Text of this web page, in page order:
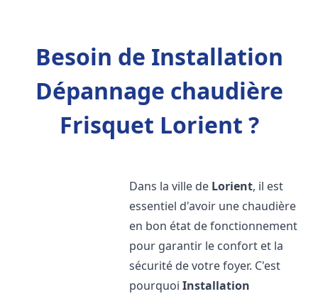
Besoin de Installation
Dépannage chaudière
Frisquet Lorient ?
Dans la ville de Lorient, il est
essentiel d'avoir une chaudière
en bon état de fonctionnement
pour garantir le confort et la
sécurité de votre foyer. C'est
pourquoiInstallation